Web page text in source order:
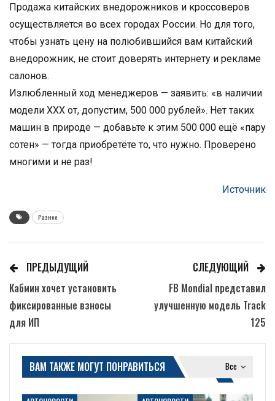
Продажа китайских внедорожников и кроссоверов
осуществляется во всех городах России. Но для того,
чтобы узнать цену на полюбившийся вам китайский
внедорожник, не стоит доверять интернету и рекламе
салонов.
Излюбленный ход менеджеров — заявить: «в наличии
модели ХХХ от, допустим, 500 000 рублей». Нет таких
машин в природе — добавьте к этим 500 000 ещё «пару
сотен» — тогда приобретёте то, что нужно. Проверено
многими и не раз!
Источник
Разное
ПРЕДЫДУЩИЙ
Кабмин хочет установить
фиксированные взносы
для ИП
СЛЕДУЮЩИЙ
FB Mondial представил
улучшенную модель Track
125
Все
ВАМ ТАКЖЕ МОГУТ ПОНРАВИТЬСЯ